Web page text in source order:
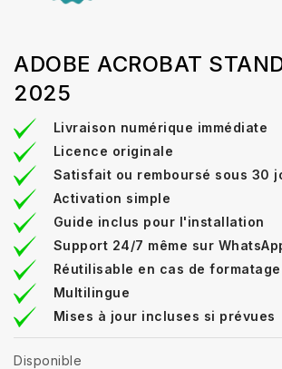
ADOBE ACROBAT
2025
Livraison numérique immédiate
Licence originale
Satisfait ou remboursé sous 30
Activation simple
Guide inclus pour l'installation
Support 24/7 même sur
Réutilisable en cas de formatage
Multilingue
Mises à jour incluses si prévues
Disponible